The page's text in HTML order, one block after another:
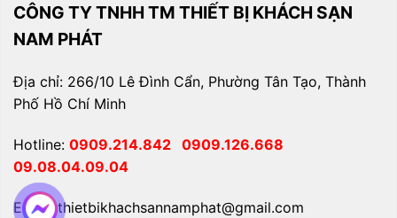
CÔNG TY TNHH TM THIẾT BỊ KHÁCH SẠN
NAM PHÁT
Địa chỉ: 266/10 Lê Đình Cẩn, Phường Tân Tạo, Thành
Phố Hồ Chí Minh
Hotline: 0909.214.842 0909.126.668
09.08.04.09.04
Email: thietbikhachsannamphat@gmail.com